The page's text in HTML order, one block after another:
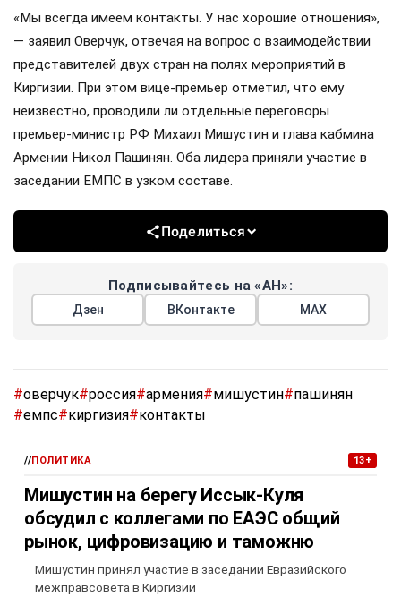
«Мы всегда имеем контакты. У нас хорошие отношения»,
— заявил Оверчук, отвечая на вопрос о взаимодействии
представителей двух стран на полях мероприятий в
Киргизии. При этом вице-премьер отметил, что ему
неизвестно, проводили ли отдельные переговоры
премьер-министр РФ Михаил Мишустин и глава кабмина
Армении Никол Пашинян. Оба лидера приняли участие в
заседании ЕМПС в узком составе.
Поделиться
Подписывайтесь на «АН»:
Дзен ВКонтакте МАХ
#оверчук#россия#армения#мишустин#пашинян
#емпс#киргизия#контакты
//ПОЛИТИКА 13+
Мишустин на берегу Иссык-Куля
обсудил с коллегами по ЕАЭС общий
рынок, цифровизацию и таможню
Мишустин принял участие в заседании Евразийского
межправсовета в Киргизии